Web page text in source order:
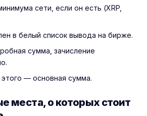
сети, если он есть (XRP,
в белый список вывода на бирже.
сумма, зачисление
— основная сумма.
места, о которых стоит